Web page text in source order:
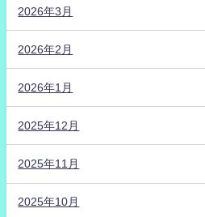
2026年3月
2026年2月
2026年1月
2025年12月
2025年11月
2025年10月